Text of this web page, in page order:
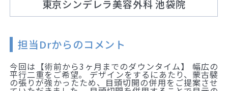
東京シンデレラ美容外科 池袋院
担当Drからのコメント
今回は【術前から3ヶ月までのダウンタイム】 幅広の
平行二重をご希望。 デザインをするにあたり、蒙古襞
の張りが強かったため、目頭切開の併用をご提案させ